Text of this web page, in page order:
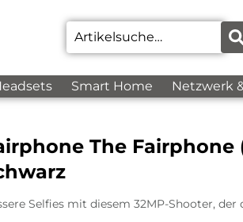
Smart Home Netzwerk
The Fairphone
Selfies mit diesem 32MP-Shooter,